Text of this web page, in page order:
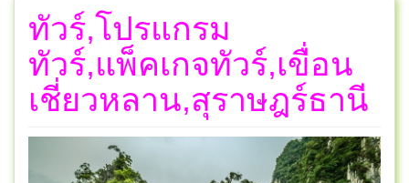
ทัวร์,โปรแกรม
ทัวร์,แพ็คเกจทัวร์,เขื่อน
เชี่ยวหลาน,สุราษฎร์ธานี